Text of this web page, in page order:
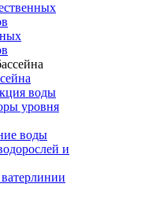
воды
уровня
воды
и